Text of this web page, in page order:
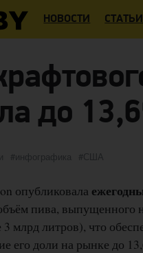
НОВОСТИ СТАТЬИ
до
Метки
инфографика США
опубликовала
пива,
млрд литров), что
его доли на рынке до